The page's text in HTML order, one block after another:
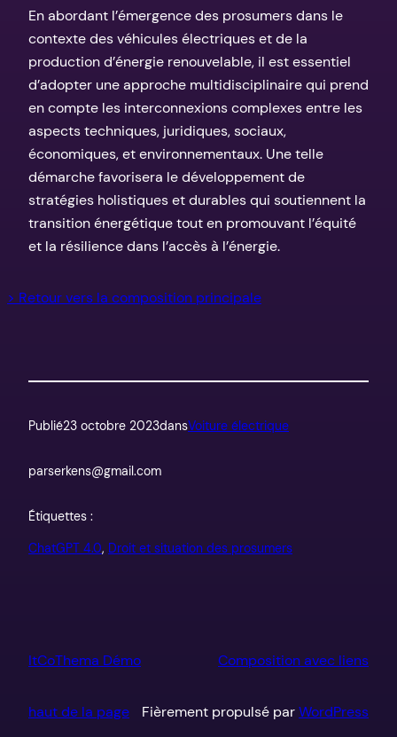
En abordant l’émergence des prosumers dans le
contexte des véhicules électriques et de la
production d’énergie renouvelable, il est essentiel
d’adopter une approche multidisciplinaire qui prend
en compte les interconnexions complexes entre les
aspects techniques, juridiques, sociaux,
économiques, et environnementaux. Une telle
démarche favorisera le développement de
stratégies holistiques et durables qui soutiennent la
transition énergétique tout en promouvant l’équité
et la résilience dans l’accès à l’énergie.
> Retour vers la composition principale
Publié23 octobre 2023dansVoiture électrique
parserkens@gmail.com
Étiquettes :
ChatGPT 4.0, Droit et situation des prosumers
ItCoThema Démo Composition avec liens
haut de la page Fièrement propulsé parWordPress